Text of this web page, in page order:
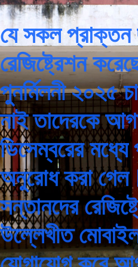
যে সকল প্রাক্তন
রেজিষ্ট্রেশন
পুনর্মিলনী ২০২৫
নাই তাদেরকে
ডিসেম্বরের
অনুরোধ করা গেল।
সন্তানদের
উল্লেখীত